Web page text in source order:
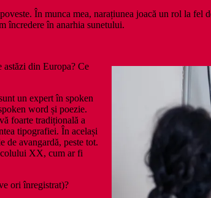
În munca mea, narațiunea joacă un rol la
încredere în anarhia sunetului.
astăzi din Europa? Ce
un expert în spoken
word și poezie.
foarte tradițională a
tipografiei. În același
de avangardă, peste tot.
XX, cum ar fi
ori înregistrat)?